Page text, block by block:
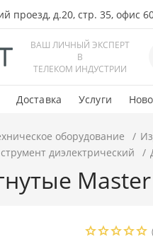
проезд, д.20, стр. 35, офис
ВАШ ЛИЧНЫЙ ЭКСПЕРТ
В
ТЕЛЕКОМ ИНДУСТРИИ
Доставка Услуги
оборудование
диэлектрический